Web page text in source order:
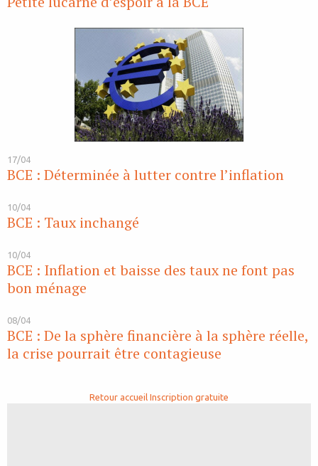
17/04
BCE : Déterminée à lutter contre l’inflation
10/04
BCE : Taux inchangé
10/04
BCE : Inflation et baisse des taux ne font pas
bon ménage
08/04
BCE : De la sphère financière à la sphère réelle,
la crise pourrait être contagieuse
Retour accueil Inscription gratuite